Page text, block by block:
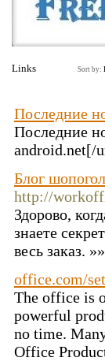
Links Sort by:
Последние
Последние
android.net[/
Блог
http://
Здорово,
знаете
весь заказ. »»
office.com/
The office is
powerful
no time.
Office